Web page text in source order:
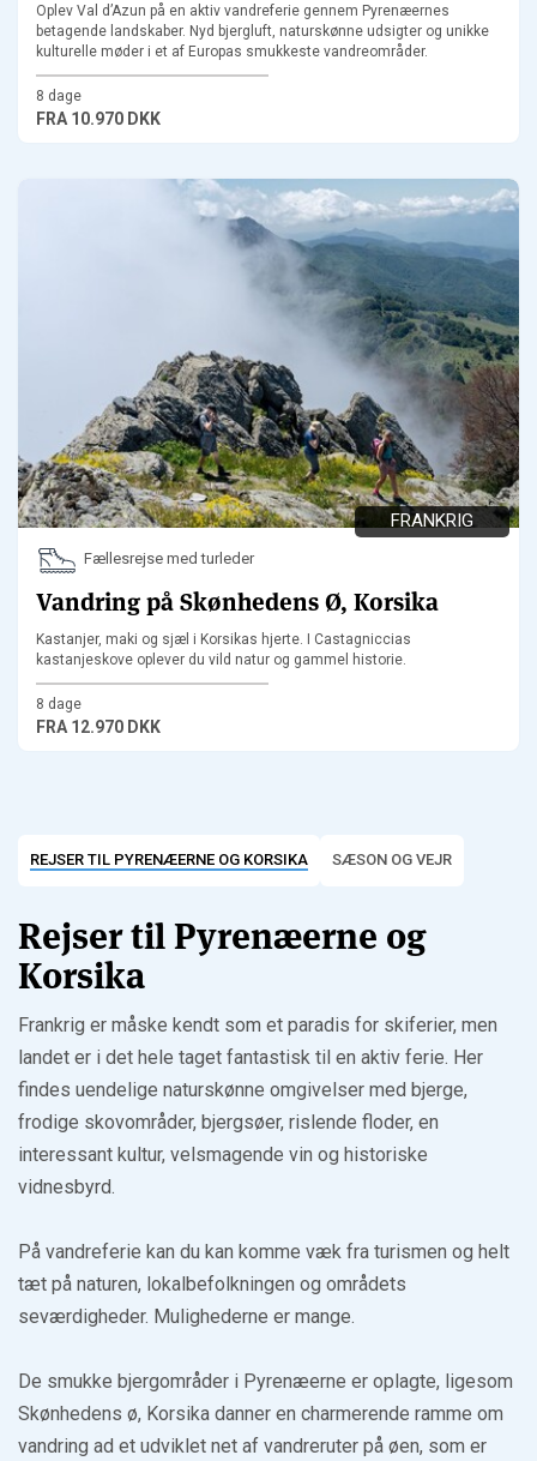
Oplev Val d’Azun på en aktiv vandreferie gennem Pyrenæernes
betagende landskaber. Nyd bjergluft, naturskønne udsigter og unikke
kulturelle møder i et af Europas smukkeste vandreområder.
8 dage
FRA 10.970 DKK
FRANKRIG
Fællesrejse med turleder
Vandring på Skønhedens Ø, Korsika
Kastanjer, maki og sjæl i Korsikas hjerte. I Castagniccias
kastanjeskove oplever du vild natur og gammel historie.
8 dage
FRA 12.970 DKK
REJSER TIL PYRENÆERNE OG KORSIKA SÆSON OG VEJR
Rejser til Pyrenæerne og
Korsika
Frankrig er måske kendt som et paradis for skiferier, men
landet er i det hele taget fantastisk til en aktiv ferie. Her
findes uendelige naturskønne omgivelser med bjerge,
frodige skovområder, bjergsøer, rislende floder, en
interessant kultur, velsmagende vin og historiske
vidnesbyrd.
På vandreferie kan du kan komme væk fra turismen og helt
tæt på naturen, lokalbefolkningen og områdets
seværdigheder. Mulighederne er mange.
De smukke bjergområder i Pyrenæerne er oplagte, ligesom
Skønhedens ø, Korsika danner en charmerende ramme om
vandring ad et udviklet net af vandreruter på øen, som er